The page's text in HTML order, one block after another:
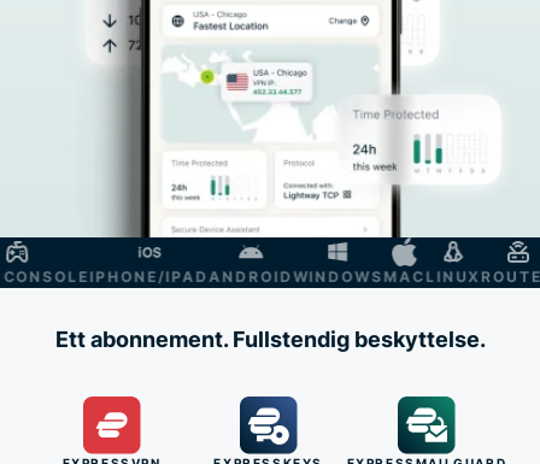
IPHONE/IPADANDROIDWINDOWSMACLINUXROUTER
Ett abonnement. Fullstendig beskyttelse.